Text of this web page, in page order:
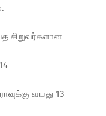
சிறுவர்களான
வயது 13